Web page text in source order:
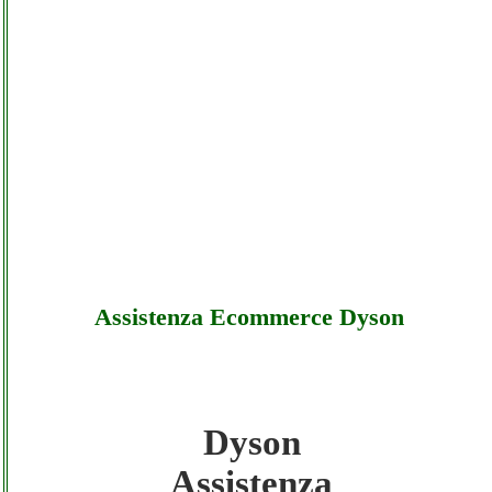
Assistenza Ecommerce Dyson
Dyson - Assistenza Ecommerce Dyson -
Dyson
Assistenza